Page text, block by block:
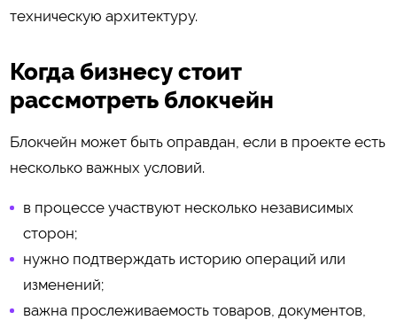
техническую архитектуру.
Когда бизнесу стоит
рассмотреть блокчейн
Блокчейн может быть оправдан, если в проекте есть
несколько важных условий.
в процессе участвуют несколько независимых
сторон;
нужно подтверждать историю операций или
изменений;
важна прослеживаемость товаров, документов,